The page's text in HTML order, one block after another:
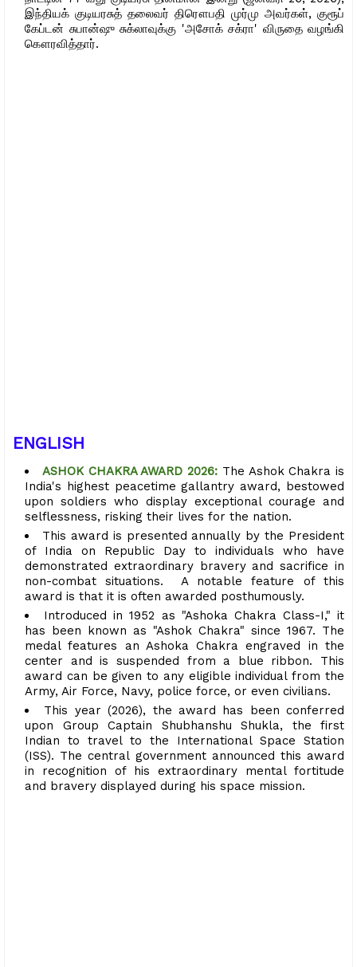
இந்தியக் குடியரசுத் தலைவர் திரௌபதி முர்மு அவர்கள், குரூப்
கேப்டன் சுபான்ஷு சுக்லாவுக்கு 'அசோக் சக்ரா' விருதை வழங்கி
கௌரவித்தார்.
ENGLISH
ASHOK CHAKRA AWARD 2026: The Ashok Chakra is
India's highest peacetime gallantry award, bestowed
upon soldiers who display exceptional courage and
selflessness, risking their lives for the nation.
This award is presented annually by the President
of India on Republic Day to individuals who have
demonstrated extraordinary bravery and sacrifice in
non-combat situations. A notable feature of this
award is that it is often awarded posthumously.
Introduced in 1952 as "Ashoka Chakra Class-I," it
has been known as "Ashok Chakra" since 1967. The
medal features an Ashoka Chakra engraved in the
center and is suspended from a blue ribbon. This
award can be given to any eligible individual from the
Army, Air Force, Navy, police force, or even civilians.
This year (2026), the award has been conferred
upon Group Captain Shubhanshu Shukla, the first
Indian to travel to the International Space Station
(ISS). The central government announced this award
in recognition of his extraordinary mental fortitude
and bravery displayed during his space mission.